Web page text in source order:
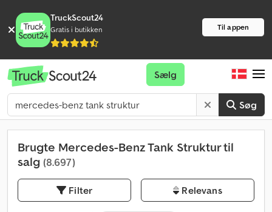
TruckScout24
Gratis i butikken Til appen
Søg
Sælg
Brugte Mercedes-Benz Tank Struktur til
salg (8.697)
Filter Relevans